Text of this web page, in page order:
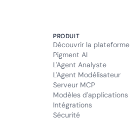
PRODUIT
Découvrir la plateforme
Pigment AI
L'Agent Analyste
L'Agent Modélisateur
Serveur MCP
Modèles d'applications
Intégrations
Sécurité